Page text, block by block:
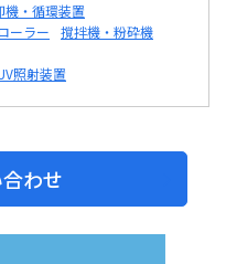
機・循環装置
ーラー
撹拌機・粉砕機
照射装置
わせ